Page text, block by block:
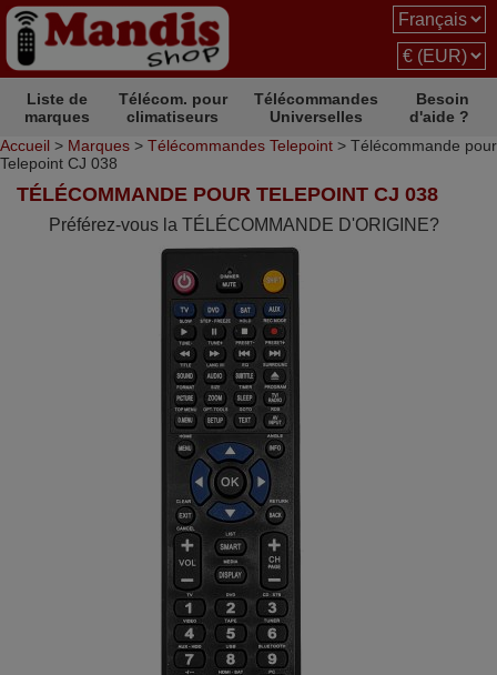
Liste de
marques
Télécom. pour
climatiseurs
Télécommandes
Universelles
Besoin
d'aide ?
Accueil > Marques > Télécommandes Telepoint > Télécommande pour
Telepoint CJ 038
TÉLÉCOMMANDE POUR TELEPOINT CJ 038
Préférez-vous la TÉLÉCOMMANDE D'ORIGINE?